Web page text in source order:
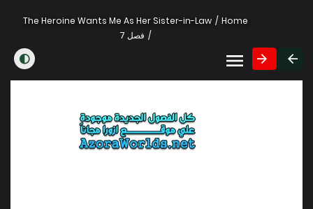
Home
The Heroine Wants Me As Her Sister-in-Law
فصل 7